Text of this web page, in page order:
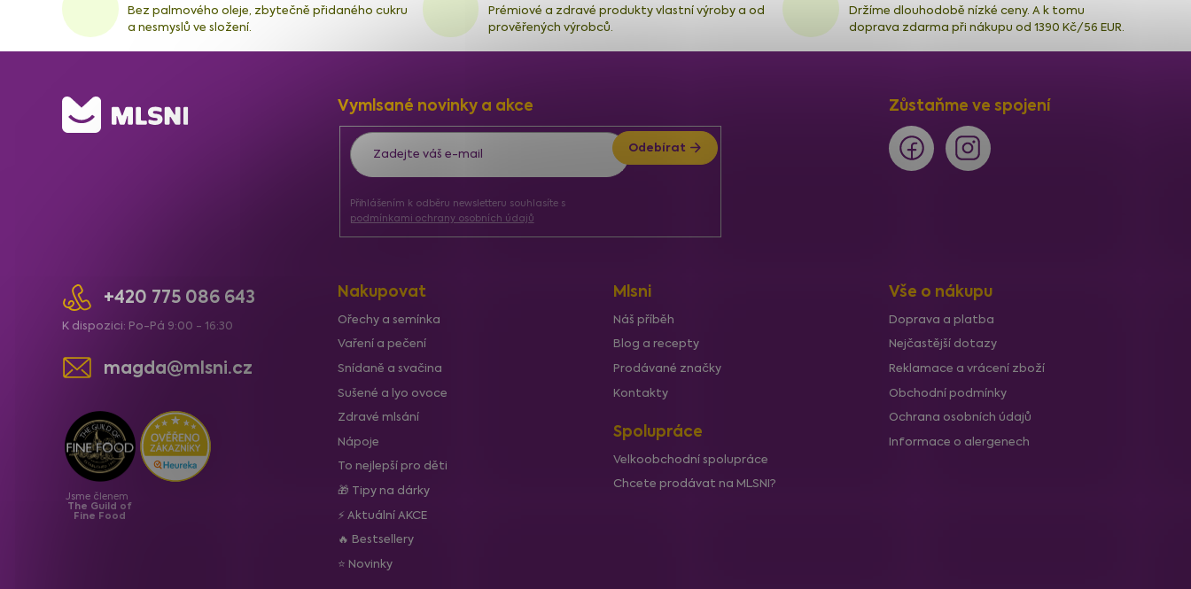
Bez palmového oleje, zbytečně přidaného cukru
a nesmyslů ve složení.
Prémiové a zdravé produkty vlastní výroby a od
prověřených výrobců.
Držíme dlouhodobě nízké ceny. A k tomu
doprava zdarma při nákupu od 1390 Kč/56 EUR.
Vymlsané novinky a akce
Přihlášením k odběru newsletteru souhlasíte s
podmínkami ochrany osobních údajů
Odebírat
Zůstaňme ve spojení
+420 775 086 643
K dispozici: Po-Pá 9:00 - 16:30
magda@mlsni.cz
Jsme členem
The Guild of
Fine Food
Nakupovat
Ořechy a semínka
Vaření a pečení
Snídaně a svačina
Sušené a lyo ovoce
Zdravé mlsání
Nápoje
To nejlepší pro děti
🎁 Tipy na dárky
⚡ Aktuální AKCE
🔥 Bestsellery
⭐ Novinky
Mlsni
Náš příběh
Blog a recepty
Prodávané značky
Kontakty
Spolupráce
Velkoobchodní spolupráce
Chcete prodávat na MLSNI?
Vše o nákupu
Doprava a platba
Nejčastější dotazy
Reklamace a vrácení zboží
Obchodní podmínky
Ochrana osobních údajů
Informace o alergenech